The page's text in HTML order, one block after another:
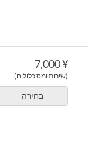
¥ 7,000
(שירות ומס כלולים)
בחירה